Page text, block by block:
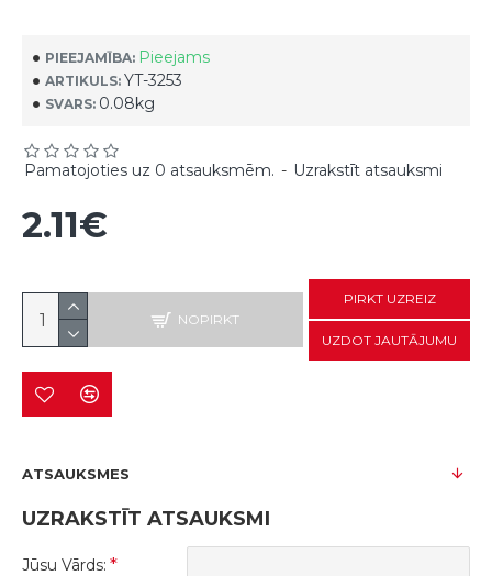
PIEEJAMĪBA: Pieejams
ARTIKULS: YT-3253
SVARS: 0.08kg
Pamatojoties uz 0 atsauksmēm. - Uzrakstīt atsauksmi
2.11€
NOPIRKT
PIRKT UZREIZ
UZDOT JAUTĀJUMU
ATSAUKSMES
UZRAKSTĪT ATSAUKSMI
Jūsu Vārds: